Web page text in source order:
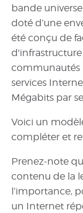
bande
doté d’une
été conçu de
communautés
services
Mégabits par
Voici un
compléter et
Prenez-note
contenu de la
l’importance,
un Internet